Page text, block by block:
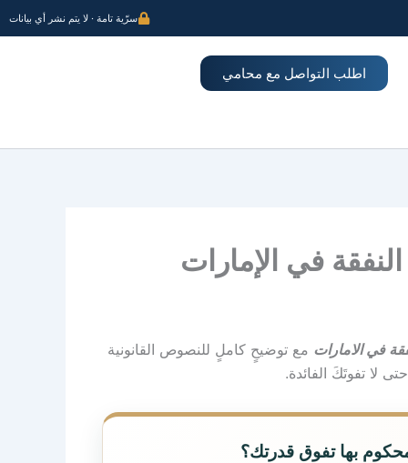
سرّية تامة · لا يتم نشر أي بيانات
اطلب التواصل مع محامي
في الإمارات
في الامارات مع توضيحٍ كاملٍ للنصوص القانونية
لا تفوتَكَ الفائدة.
بها تفوق قدرتك؟